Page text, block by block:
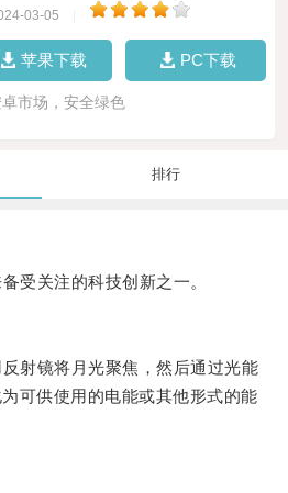
03-05
苹果下载 PC下载
市场，安全绿色
排行
关注的科技创新之一。
镜将月光聚焦，然后通过光能
可供使用的电能或其他形式的能